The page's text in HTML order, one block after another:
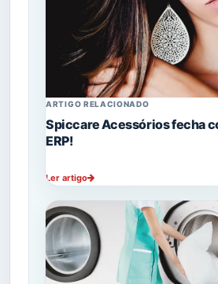
ARTIGO RELACIONADO
Spiccare Acessórios fecha
ERP!
Ler artigo